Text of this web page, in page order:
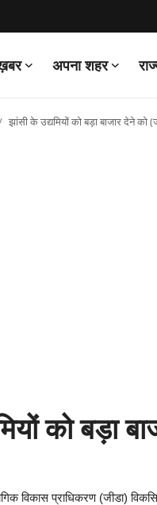
अपना शहर
झांसी के उद्यमियों को बड़ा बाजार देने को
को बड़ा
विकास प्राधिकरण (जीडा)